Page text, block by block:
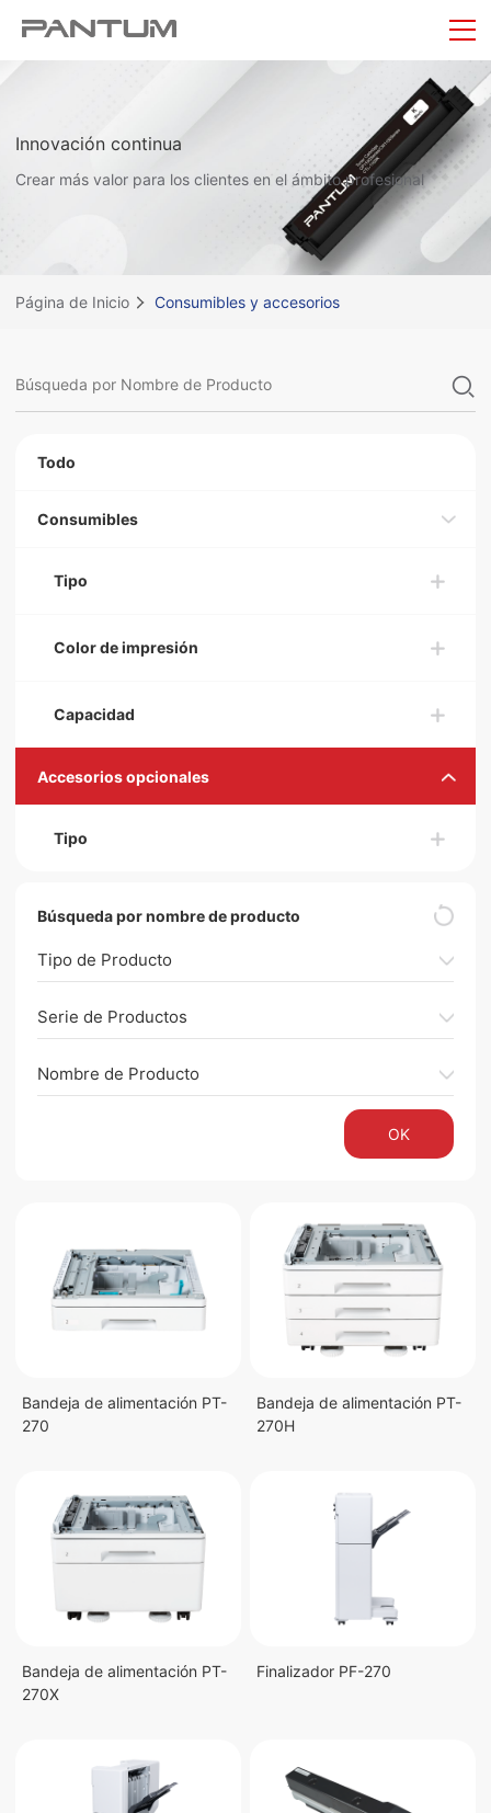
Innovación continua
Crear más valor para los clientes en el ámbito profesional
Página de Inicio Consumibles y accesorios
Todo
Consumibles
Tipo
Color de impresión
Capacidad
Accesorios opcionales
Tipo
Búsqueda por nombre de producto
Tipo de Producto
Serie de Productos
Nombre de Producto
OK
Bandeja de alimentación​ PT-
270
Bandeja de alimentación PT-
270H
Bandeja de alimentación PT-
270X
Finalizador PF-270